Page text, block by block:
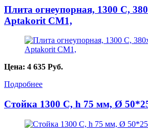
Плита огнеупорная, 1300 С,
Aptakorit CM1,
Цена: 4 635 Руб.
Подробнее
Стойка 1300 С, h 75 мм, Ø